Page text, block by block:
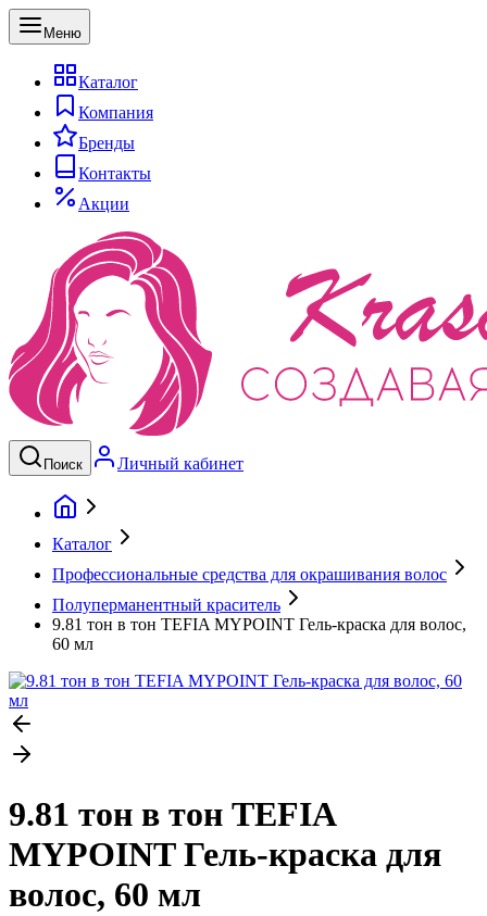
Меню
Каталог
Компания
Бренды
Контакты
Акции
Поиск Личный кабинет
Каталог
Профессиональные средства для окрашивания волос
Полуперманентный краситель
9.81 тон в тон TEFIA MYPOINT Гель-краска для волос,
60 мл
9.81 тон в тон TEFIA
MYPOINT Гель-краска для
волос, 60 мл